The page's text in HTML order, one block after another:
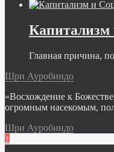
Главная причина,
Шри Ауробиндо
«Восхождение к
огромным насекомым,
Шри Ауробиндо
↑